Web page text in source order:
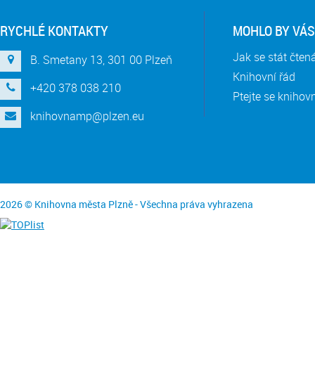
RYCHLÉ KONTAKTY
B. Smetany 13, 301 00 Plzeň
+420 378 038 210
knihovnamp@plzen.eu
MOHLO BY
Jak se stát
Knihovní řád
Ptejte se
2026 © Knihovna města Plzně - Všechna práva vyhrazena